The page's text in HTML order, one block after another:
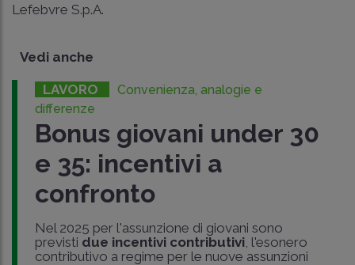
Lefebvre S.p.A.
Vedi anche
LAVORO
Convenienza, analogie e
differenze
Bonus giovani under 30
e 35: incentivi a
confronto
Nel 2025 per l'assunzione di giovani sono
previsti due incentivi contributivi, l'esonero
contributivo a regime per le nuove assunzioni